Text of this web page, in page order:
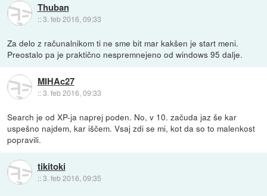
Thuban
::3. feb 2016, 09:33
Za delo z računalnikom ti ne sme bit mar kakšen je start meni.
Preostalo pa je praktično nespremnejeno od windows 95 dalje.
MIHAc27
::3. feb 2016, 09:33
Search je od XP-ja naprej poden. No, v 10. začuda jaz še kar
uspešno najdem, kar iščem. Vsaj zdi se mi, kot da so to malenkost
popravili.
tikitoki
::3. feb 2016, 09:35